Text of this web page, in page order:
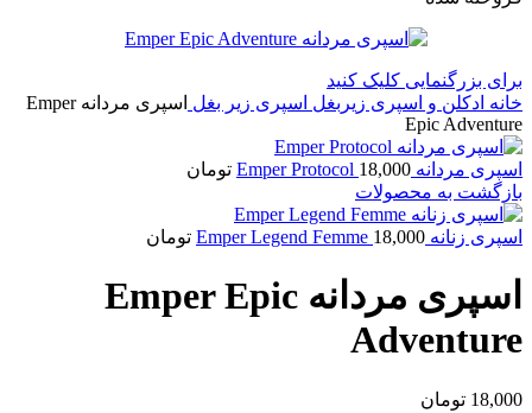
برای بزرگنمایی کلیک کنید
خانه ادکلن و اسپری زیربغل اسپری زیر بغل
اسپری مردانه Emper
Epic Adventure
اسپری مردانه Emper Protocol 18,000
تومان
بازگشت به محصولات
اسپری زنانه Emper Legend Femme 18,000 تومان
اسپری مردانه Emper Epic
Adventure
18,000 تومان